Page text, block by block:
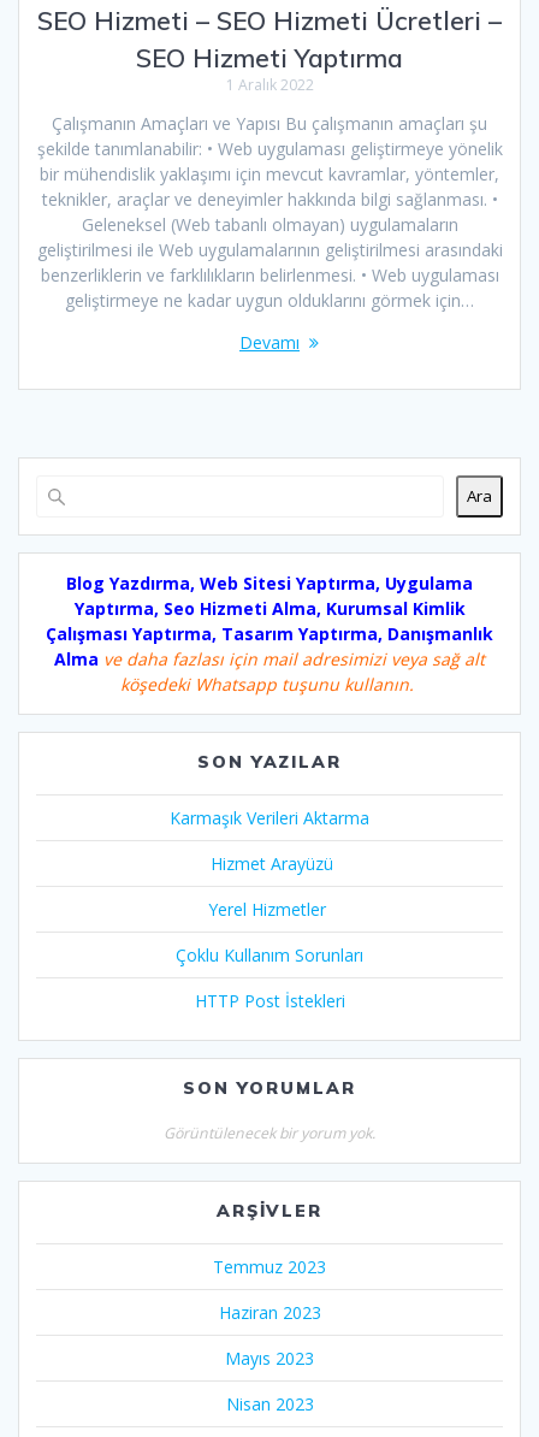
SEO Hizmeti – SEO Hizmeti Ücretleri –
SEO Hizmeti Yaptırma
1 Aralık 2022
Çalışmanın Amaçları ve Yapısı Bu çalışmanın amaçları şu
şekilde tanımlanabilir: • Web uygulaması geliştirmeye yönelik
bir mühendislik yaklaşımı için mevcut kavramlar, yöntemler,
teknikler, araçlar ve deneyimler hakkında bilgi sağlanması. •
Geleneksel (Web tabanlı olmayan) uygulamaların
geliştirilmesi ile Web uygulamalarının geliştirilmesi arasındaki
benzerliklerin ve farklılıkların belirlenmesi. • Web uygulaması
geliştirmeye ne kadar uygun olduklarını görmek için…
Devamı
Ara
Blog Yazdırma, Web Sitesi Yaptırma, Uygulama
Yaptırma, Seo Hizmeti Alma, Kurumsal Kimlik
Çalışması Yaptırma, Tasarım Yaptırma, Danışmanlık
Alma ve daha fazlası için mail adresimizi veya sağ alt
köşedeki Whatsapp tuşunu kullanın.
SON YAZILAR
Karmaşık Verileri Aktarma
Hizmet Arayüzü
Yerel Hizmetler
Çoklu Kullanım Sorunları
HTTP Post İstekleri
SON YORUMLAR
Görüntülenecek bir yorum yok.
ARŞIVLER
Temmuz 2023
Haziran 2023
Mayıs 2023
Nisan 2023